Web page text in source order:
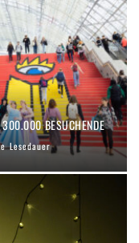
BESUCHENDE
Lesedauer